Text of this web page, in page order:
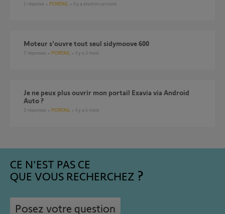
1 réponse PORTAIL il y a environ un mois
Moteur s'ouvre tout seul sidymoove 600
7 réponses PORTAIL il y a 3 mois
Je ne peux plus ouvrir mon portail Exavia via Android
Auto ?
2 réponses PORTAIL il y a 4 mois
CE N'EST PAS CE
QUE VOUS RECHERCHEZ
Posez votre question